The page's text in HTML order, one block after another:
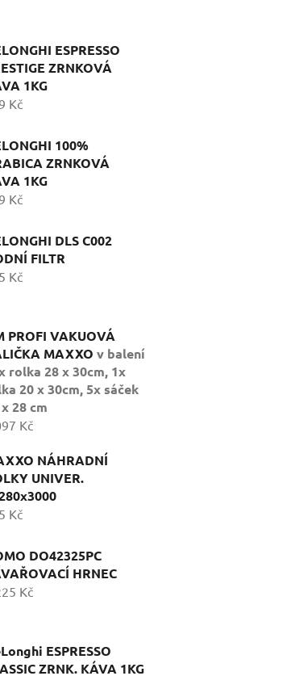
ESPRESSO
ZRNKOVÁ
1KG
Kč
100%
ZRNKOVÁ
1KG
Kč
DLS C002
FILTR
Kč
PROFI VAKUOVÁ
MAXXO v balení
rolka 28 x 30cm, 1x
20 x 30cm, 5x sáček
28 cm
Kč
NÁHRADNÍ
UNIVER.
Kč
DO42325PC
HRNEC
Kč
ESPRESSO
ZRNK. KÁVA 1KG